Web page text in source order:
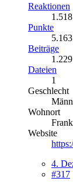
Reaktionen
1.518
Punkte
5.163
Beiträge
1.229
Dateien
1
Geschlecht
Wohnort
Website
4.
#317